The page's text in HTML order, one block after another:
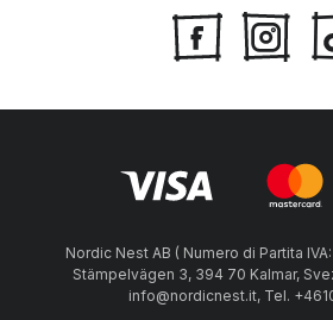
Nordic Nest AB ( Numero di Partita
Stämpelvägen 3, 394 70 Kalmar,
info@nordicnest.it, Tel.